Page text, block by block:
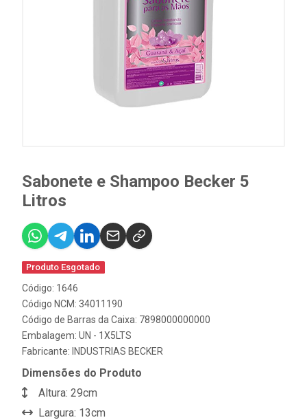
Sabonete e Shampoo Becker 5
Litros
Produto Esgotado
Código: 1646
Código NCM: 34011190
Código de Barras da Caixa: 7898000000000
Embalagem: UN - 1X5LTS
Fabricante: INDUSTRIAS BECKER
Dimensões do Produto
Altura: 29cm
Largura: 13cm